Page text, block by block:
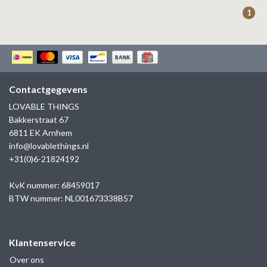
KAPTEN & SON
1
Contactgegevens
LOVABLE THINGS
Bakkerstraat 67
6811 EK Arnhem
info@lovablethings.nl
+31(0)6-21824192
KvK nummer: 68459017
BTW nummer: NL001673338B57
Klantenservice
Over ons